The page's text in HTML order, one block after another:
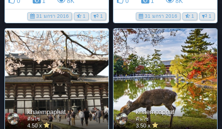
31 มกรา 2016 1 1 31 มกรา 2016 1 1
khaempaphat
คันไซ
4.50 x
khaempaphat
คันไซ
3.50 x